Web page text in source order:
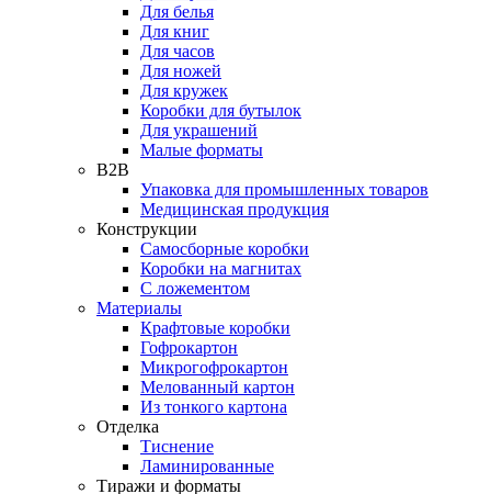
Для белья
Для книг
Для часов
Для ножей
Для кружек
Коробки для бутылок
Для украшений
Малые форматы
B2B
Упаковка для промышленных товаров
Медицинская продукция
Конструкции
Самосборные коробки
Коробки на магнитах
С ложементом
Материалы
Крафтовые коробки
Гофрокартон
Микрогофрокартон
Мелованный картон
Из тонкого картона
Отделка
Тиснение
Ламинированные
Тиражи и форматы